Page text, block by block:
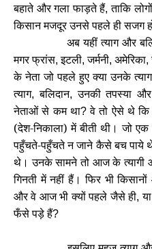
बहाते और गला फाड़ते हैं,ताकि
किसान मजदूर उनसे पहले ही सजग
अब यहीं त्याग और
मगर फ्रांस,इटली,जर्मनी, अमेरिका,
के नेता जो पहले हुए क्या उनके
त्याग,बलिदान,उनकी तपस्या
नेताओं से कम था?वे तो ऐसे थे कि
(देश-निकाला) में बीती थी। जो
पहुँचते-पहुँचते न जाने कैसे बच पाये
थे। उनके सामने तो आज के त्यागी
गिनती में नहीं हैं। फिर भी
और वे आज भी क्यों पहले जैसे ही,
फँसे पड़े हैं?